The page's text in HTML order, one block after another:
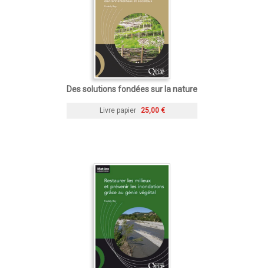
Des solutions fondées sur la nature
Livre papier 25,00 €